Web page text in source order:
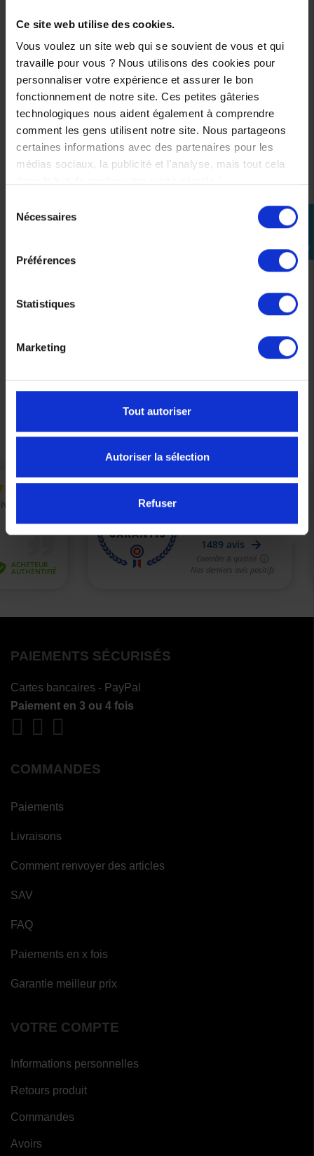
Ce site web utilise des cookies.
Vous voulez un site web qui se souvient de vous et qui
travaille pour vous ? Nous utilisons des cookies pour
personnaliser votre expérience et assurer le bon
fonctionnement de notre site. Ces petites gâteries
technologiques nous aident également à comprendre
comment les gens utilisent notre site. Nous partageons
certaines informations avec des partenaires pour les
médias sociaux, la publicité et l'analyse, mais tout cela
Nécessaires
Préférences
Statistiques
Marketing
Tout autoriser
Autoriser la sélection
Refuser
perm_identity
connecter
INTÉRESSER
Kit Entretien Moteur Yamaha Xmax 300 2017-2024
Précédent Suivant
PAIEMENTS SÉCURISÉS
Cartes bancaires - PayPal
Paiement en 3 ou 4 fois
COMMANDES
Paiements
Livraisons
Comment renvoyer des articles
SAV
FAQ
Paiements en x fois
Garantie meilleur prix
VOTRE COMPTE
Informations personnelles
Retours produit
Commandes
Avoirs